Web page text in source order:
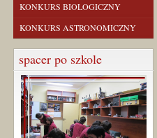
KONKURS BIOLOGICZNY
KONKURS ASTRONOMICZNY
spacer po szkole